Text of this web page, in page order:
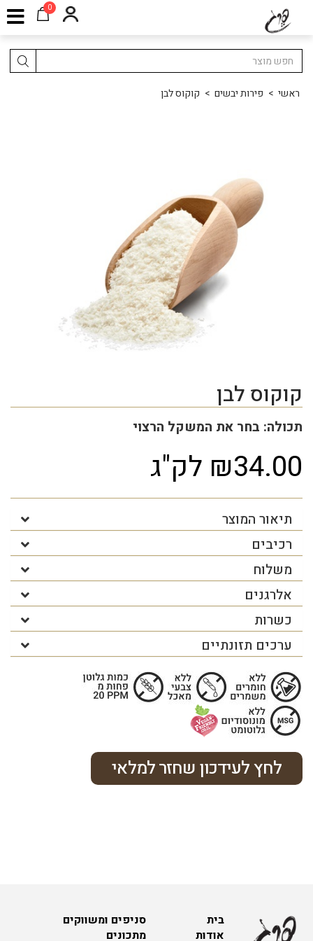
0
ראשי > פירות יבשים > קוקוס לבן
קוקוס לבן
תכולה: בחר את המשקל הרצוי
₪34.00 לק"ג
תיאור המוצר
רכיבים
משלוח
אלרגנים
כשרות
ערכים תזונתיים
לחץ לעידכון שחזר למלאי
סניפים ומשווקים
מתכונים
בית
אודות